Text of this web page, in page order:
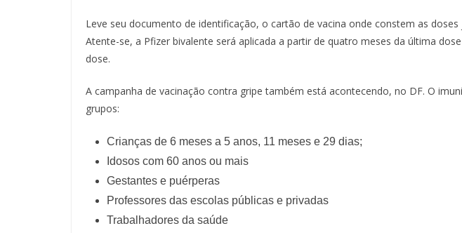
Leve seu documento de identificação, o cartão de vacina onde constem as doses
Atente-se, a Pfizer bivalente será aplicada a partir de quatro meses da última
dose.
A campanha de vacinação contra gripe também está acontecendo, no DF. O
grupos:
Crianças de 6 meses a 5 anos, 11 meses e 29 dias;
Idosos com 60 anos ou mais
Gestantes e puérperas
Professores das escolas públicas e privadas
Trabalhadores da saúde